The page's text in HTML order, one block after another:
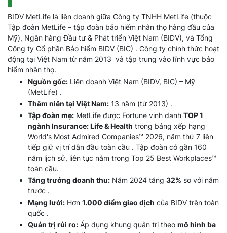
BIDV MetLife là liên doanh giữa Công ty TNHH MetLife (thuộc
Tập đoàn MetLife – tập đoàn bảo hiểm nhân thọ hàng đầu của
Mỹ), Ngân hàng Đầu tư & Phát triển Việt Nam (BIDV), và Tổng
Công ty Cổ phần Bảo hiểm BIDV (BIC) . Công ty chính thức hoạt
động tại Việt Nam từ năm 2013 và tập trung vào lĩnh vực bảo
hiểm nhân thọ.
Nguồn gốc: Liên doanh Việt Nam (BIDV, BIC) – Mỹ
(MetLife) .
Thâm niên tại Việt Nam: 13 năm (từ 2013) .
Tập đoàn mẹ: MetLife được Fortune vinh danh TOP 1
ngành Insurance: Life & Health trong bảng xếp hạng
World's Most Admired Companies™ 2026, năm thứ 7 liên
tiếp giữ vị trí dẫn đầu toàn cầu . Tập đoàn có gần 160
năm lịch sử, liên tục nằm trong Top 25 Best Workplaces™
toàn cầu.
Tăng trưởng doanh thu: Năm 2024 tăng 32% so với năm
trước .
Mạng lưới: Hơn 1.000 điểm giao dịch của BIDV trên toàn
quốc .
Quản trị rủi ro: Áp dụng khung quản trị theo mô hình ba